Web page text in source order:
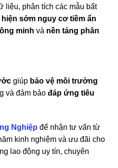
liệu, phân tích các mẫu bất
hiện sớm nguy cơ tiềm ẩn
minh và nền tảng phân
giúp bảo vệ môi trường
và đảm bảo đáp ứng tiêu
Nghiệp để nhận tư vấn từ
kinh nghiệm và ưu đãi cho
lao động uy tín, chuyên